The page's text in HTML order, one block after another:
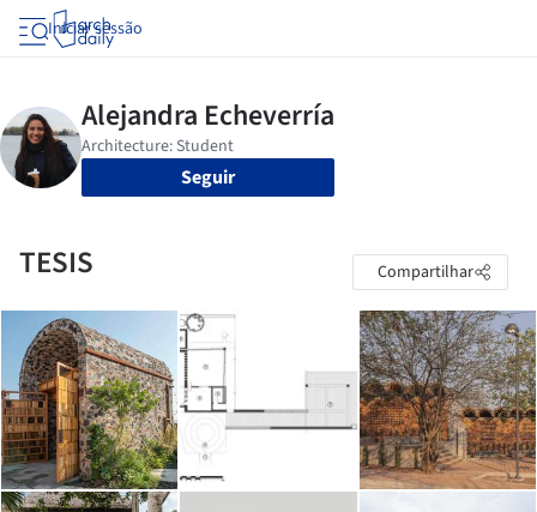
Iniciar sessão
Seguir
TESIS Compartilhar